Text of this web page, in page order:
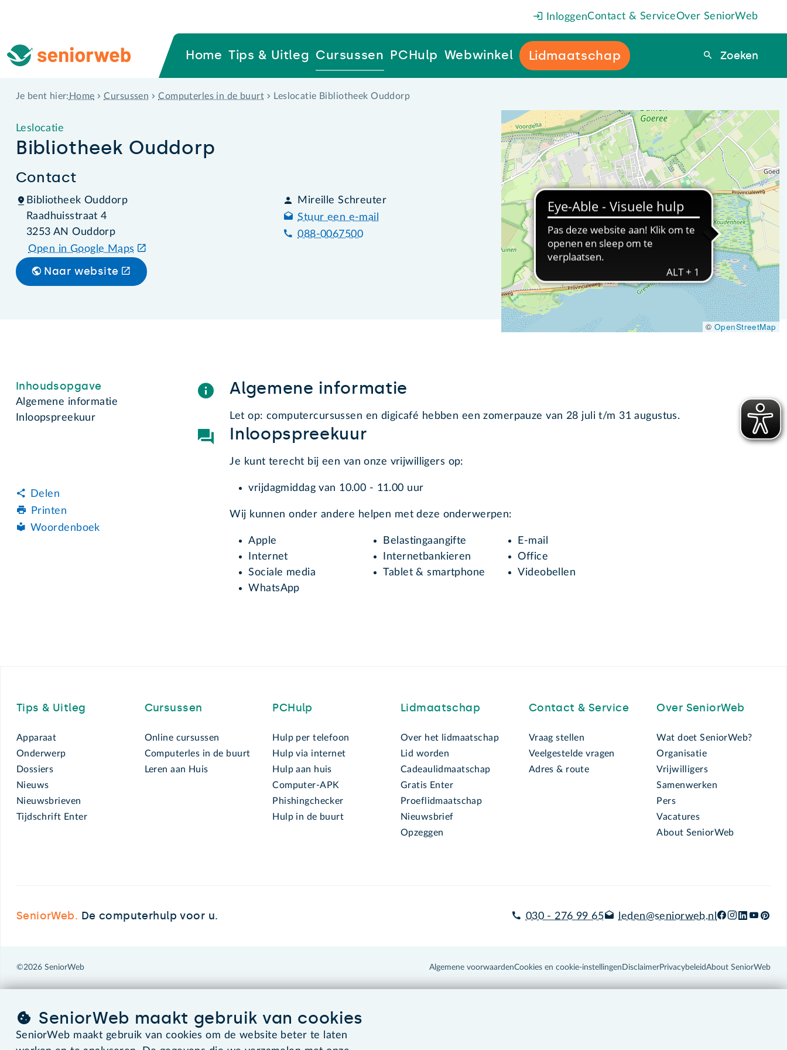
InloggenContact & ServiceOver SeniorWeb
Home Tips & Uitleg Cursussen PCHulp Webwinkel Lidmaatschap Zoeken
Zoeken
Je bent hier: Home Cursussen Computerles in de buurt Leslocatie Bibliotheek Ouddorp
Leslocatie
Bibliotheek Ouddorp
Contact
Bibliotheek Ouddorp
Raadhuisstraat 4
3253 AN Ouddorp
Open in Google Maps
Mireille Schreuter
Stuur een e-mail
088-0067500
Naar website
© OpenStreetMap
Inhoudsopgave
Algemene informatie
Inloopspreekuur
Delen
Printen
Woordenboek
Algemene informatie
Let op: computercursussen en digicafé hebben een zomerpauze van 28 juli t/m 31 augustus.
Inloopspreekuur
Je kunt terecht bij een van onze vrijwilligers op:
vrijdagmiddag van 10.00 - 11.00 uur
Wij kunnen onder andere helpen met deze onderwerpen:
Apple Belastingaangifte
E-mail
Internet
Internetbankieren
Office
Sociale media
Tablet & smartphone
Videobellen
WhatsApp
Tips & Uitleg
Apparaat
Onderwerp
Dossiers
Nieuws
Nieuwsbrieven
Tijdschrift Enter
Cursussen
Online cursussen
Computerles in de buurt
Leren aan Huis
PCHulp
Hulp per telefoon
Hulp via internet
Hulp aan huis
Computer-APK
Phishingchecker
Hulp in de buurt
Lidmaatschap
Over het lidmaatschap
Lid worden
Cadeaulidmaatschap
Gratis Enter
Proeflidmaatschap
Nieuwsbrief
Opzeggen
Contact & Service
Vraag stellen
Veelgestelde vragen
Adres & route
Over SeniorWeb
Wat doet SeniorWeb?
Organisatie
Vrijwilligers
Samenwerken
Pers
Vacatures
About SeniorWeb
SeniorWeb. De computerhulp voor u. 030 - 276 99 65 leden@seniorweb.nl
©2026 SeniorWeb Algemene voorwaardenCookies en cookie-instellingen DisclaimerPrivacybeleidAbout SeniorWeb
SeniorWeb maakt gebruik van cookies
SeniorWeb maakt gebruik van cookies om de website beter te laten